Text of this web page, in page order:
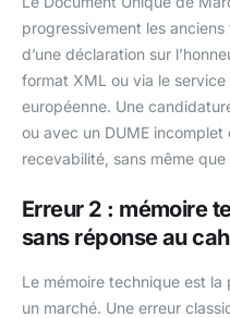
progressivement les anciens
d’une déclaration sur
format XML ou via le service
européenne. Une
ou avec un DUME incomplet
recevabilité, sans même
Erreur 2 : mémoire
sans réponse au
Le mémoire technique est
un marché. Une erreur